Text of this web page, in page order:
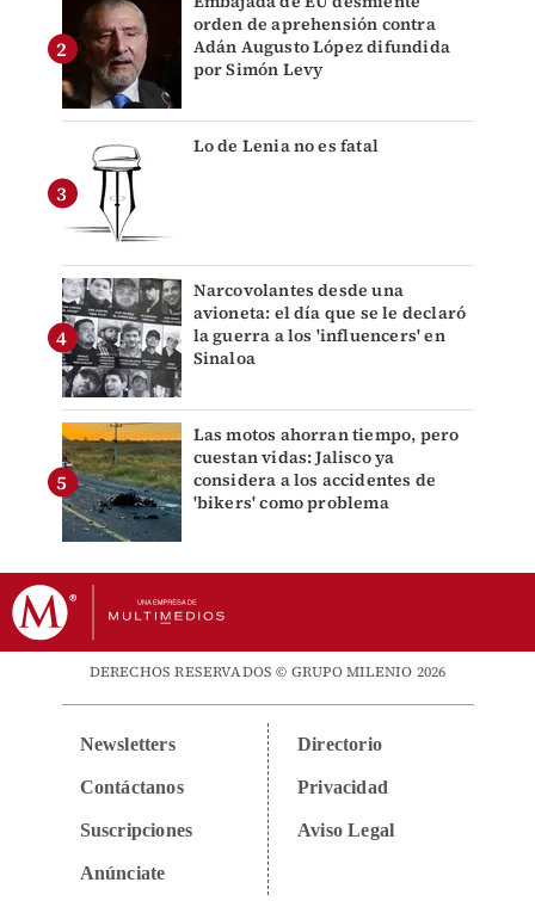
orden de aprehensión contra
Adán Augusto López difundida
por Simón Levy
Lo de Lenia no es fatal
Narcovolantes desde una
avioneta: el día que se le declaró
la guerra a los 'influencers' en
Sinaloa
Las motos ahorran tiempo, pero
cuestan vidas: Jalisco ya
considera a los accidentes de
'bikers' como problema
DERECHOS RESERVADOS © GRUPO MILENIO 2026
Newsletters
Contáctanos
Suscripciones
Anúnciate
Directorio
Privacidad
Aviso Legal